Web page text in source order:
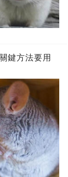
鍵方法要用